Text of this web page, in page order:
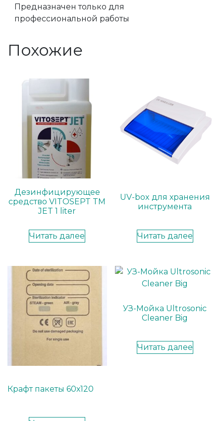
Предназначен только для
профессиональной работы
Похожие
Дезинфицирующее
средство VITOSEPT TM
JET 1 liter
Читать далее
UV-box для хранения
инструмента
Читать далее
Крафт пакеты 60х120
УЗ-Мойка Ultrosonic
Cleaner Big
Читать далее